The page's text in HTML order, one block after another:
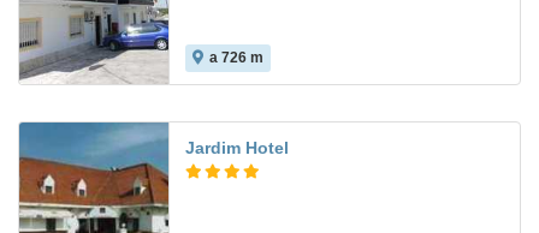
a 726 m
Jardim Hotel